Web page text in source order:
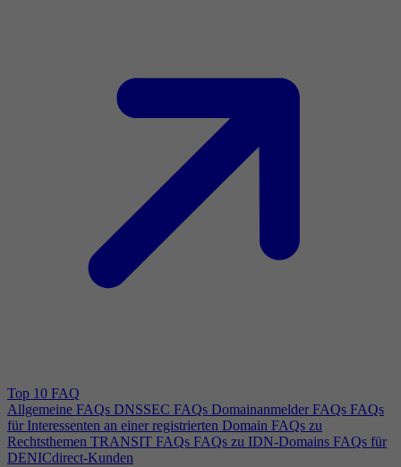
Top 10 FAQ
Allgemeine FAQs DNSSEC FAQs Domainanmelder FAQs FAQs
für Interessenten an einer registrierten Domain FAQs zu
Rechtsthemen TRANSIT FAQs FAQs zu IDN-Domains FAQs für
DENICdirect-Kunden